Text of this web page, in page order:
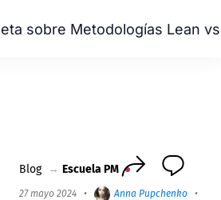
Blog → Escuela PM
27 mayo 2024 • Anna Pupchenko •